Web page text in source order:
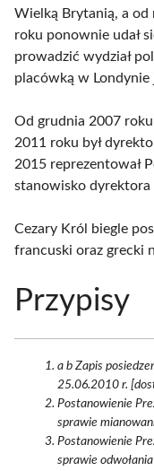
Wielką Brytanią, a od
roku ponownie udał
prowadzić wydział
placówką w Londynie
Od grudnia 2007
2011 roku był
2015 reprezentował
stanowisko dyrektora
Cezary Król biegle
francuski oraz grecki
Przypisy
a b Zapis
25.06.2010 r.
Postanowienie
sprawie
Postanowienie
sprawie